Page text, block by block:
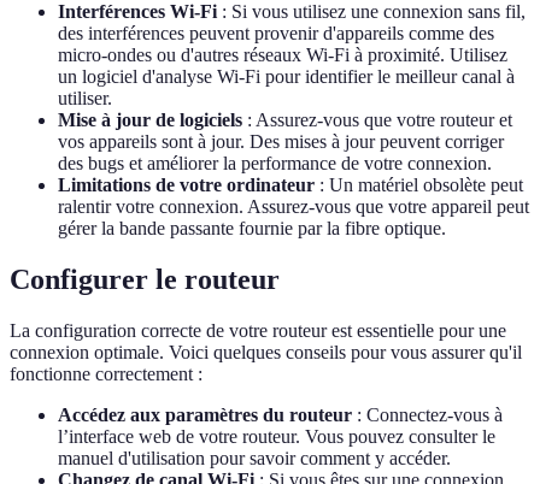
Interférences Wi-Fi : Si vous utilisez une connexion sans fil,
des interférences peuvent provenir d'appareils comme des
micro-ondes ou d'autres réseaux Wi-Fi à proximité. Utilisez
un logiciel d'analyse Wi-Fi pour identifier le meilleur canal à
utiliser.
Mise à jour de logiciels : Assurez-vous que votre routeur et
vos appareils sont à jour. Des mises à jour peuvent corriger
des bugs et améliorer la performance de votre connexion.
Limitations de votre ordinateur : Un matériel obsolète peut
ralentir votre connexion. Assurez-vous que votre appareil peut
gérer la bande passante fournie par la fibre optique.
Configurer le routeur
La configuration correcte de votre routeur est essentielle pour une
connexion optimale. Voici quelques conseils pour vous assurer qu'il
fonctionne correctement :
Accédez aux paramètres du routeur : Connectez-vous à
l’interface web de votre routeur. Vous pouvez consulter le
manuel d'utilisation pour savoir comment y accéder.
Changez de canal Wi-Fi : Si vous êtes sur une connexion